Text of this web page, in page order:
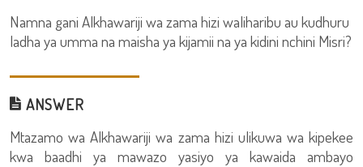
Namna gani Alkhawariji wa zama hizi waliharibu au kudhuru
ladha ya umma na maisha ya kijamii na ya kidini nchini Misri?
ANSWER
Mtazamo wa Alkhawariji wa zama hizi ulikuwa wa kipekee
kwa baadhi ya mawazo yasiyo ya kawaida ambayo